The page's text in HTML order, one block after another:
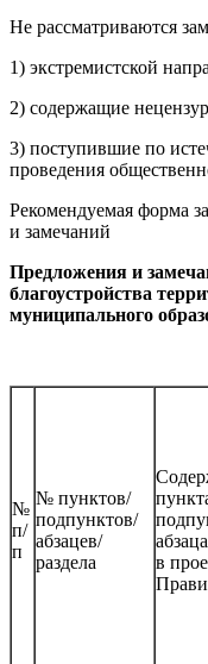
Не рассматриваются
1) экстремистской
2) содержащие
3) поступившие по
проведения
Рекомендуемая форма
и замечаний
Предложения и
благоустройства
муниципального
№
п/
п
№ пунктов/
подпунктов/
абзацев/
раздела
в